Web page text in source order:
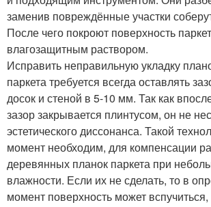
заменив повреждённые участки
После чего покроют поверхность
влагозащитным раствором.
Исправить неправильную укладку
паркета требуется всегда оставлять
досок и стеной в 5-10 мм. Так как
зазор закрывается плинтусом, он не
эстетического диссонанса. Такой
момент необходим, для компенсации
деревянных планок паркета при
влажности. Если их не сделать, то в
момент поверхность может вспучиться,